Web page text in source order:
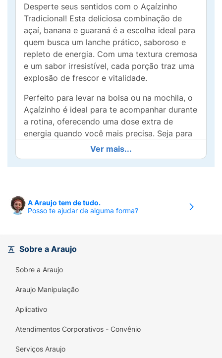
Desperte seus sentidos com o Açaízinho
Tradicional! Esta deliciosa combinação de
açaí, banana e guaraná é a escolha ideal para
quem busca um lanche prático, saboroso e
repleto de energia. Com uma textura cremosa
e um sabor irresistível, cada porção traz uma
explosão de frescor e vitalidade.
Perfeito para levar na bolsa ou na mochila, o
Açaízinho é ideal para te acompanhar durante
a rotina, oferecendo uma dose extra de
energia quando você mais precisa. Seja para
um lanche rápido, um pós-treino ou uma
pausa refrescante, ele é a escolha ideal para
quem valoriza saúde e praticidade.
descubra porque ele é o original! Sinta a força
e o sabor do Brasil em cada embalagem e dê
Ver mais...
A Araujo tem de tudo.
Posso te ajudar de alguma forma?
Sobre a Araujo
Sobre a Araujo
Araujo Manipulação
Aplicativo
Atendimentos Corporativos - Convênio
Serviços Araujo